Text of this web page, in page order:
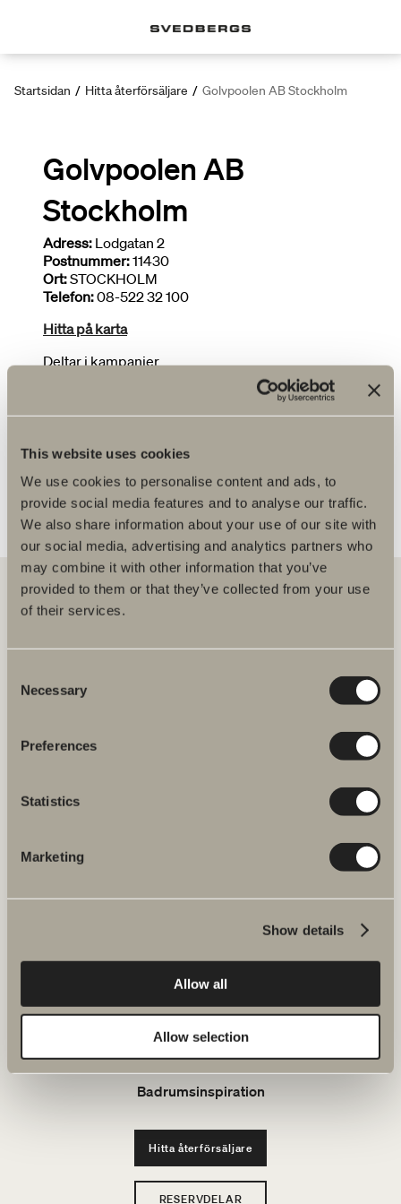
This website uses cookies
We use cookies to personalise content and ads, to
provide social media features and to analyse our traffic.
We also share information about your use of our site with
our social media, advertising and analytics partners who
may combine it with other information that you’ve
provided to them or that they’ve collected from your use
of their services.
Selection
Necessary
Preferences
Statistics
Marketing
Show details
Allow all
Allow selection
Startsidan / Hitta återförsäljare / Golvpoolen AB Stockholm
Golvpoolen AB
Stockholm
Adress: Lodgatan 2
Postnummer:11430
Ort:STOCKHOLM
Telefon:08-522 32 100
Hitta på karta
Deltar i kampanjer
tvättställ och blandare till duschar, badkar, handdukstorkar och WC.
Svedbergs i Dalstorp AB
Klicka här för att komma till
Serier
Ritverktyg
Badrumsinspiration
Hitta återförsäljare
RESERVDELAR